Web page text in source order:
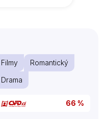
Filmy
Romantický
Drama
66 %